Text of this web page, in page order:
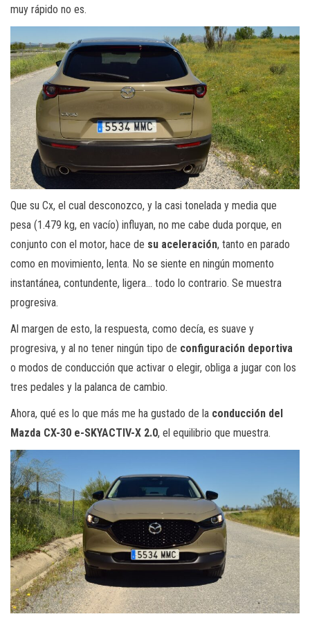
muy rápido no es.
Que su Cx, el cual desconozco, y la casi tonelada y media que
pesa (1.479 kg, en vacío) influyan, no me cabe duda porque, en
conjunto con el motor, hace de su aceleración, tanto en parado
como en movimiento, lenta. No se siente en ningún momento
instantánea, contundente, ligera… todo lo contrario. Se muestra
progresiva.
Al margen de esto, la respuesta, como decía, es suave y
progresiva, y al no tener ningún tipo de configuración deportiva
o modos de conducción que activar o elegir, obliga a jugar con los
tres pedales y la palanca de cambio.
Ahora, qué es lo que más me ha gustado de la conducción del
Mazda CX-30 e-SKYACTIV-X 2.0, el equilibrio que muestra.